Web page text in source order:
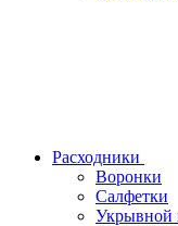
Расходники
Воронки
Салфетки
Укрывной